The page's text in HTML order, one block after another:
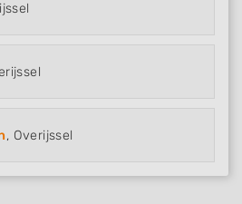
, Overijssel